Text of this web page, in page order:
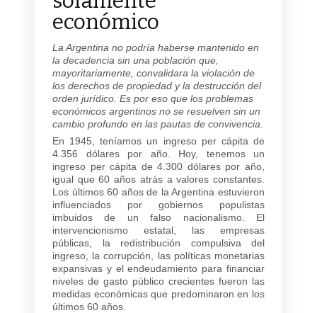
económico
La Argentina no podría haberse mantenido en
la decadencia sin una población que,
mayoritariamente, convalidara la violación de
los derechos de propiedad y la destrucción del
orden jurídico. Es por eso que los problemas
económicos argentinos no se resuelven sin un
cambio profundo en las pautas de convivencia.
En 1945, teníamos un ingreso per cápita de
4.356 dólares por año. Hoy, tenemos un
ingreso per cápita de 4.300 dólares por año,
igual que 60 años atrás a valores constantes.
Los últimos 60 años de la Argentina estuvieron
influenciados por gobiernos populistas
imbuidos de un falso nacionalismo. El
intervencionismo estatal, las empresas
públicas, la redistribución compulsiva del
ingreso, la corrupción, las políticas monetarias
expansivas y el endeudamiento para financiar
niveles de gasto público crecientes fueron las
medidas económicas que predominaron en los
últimos 60 años.